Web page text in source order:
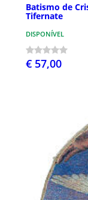
Batismo de
Tifernate
DISPONÍVEL
€ 57,00